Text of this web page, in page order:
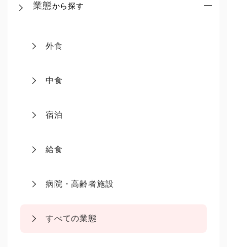
業態から探す
外食
中食
宿泊
給食
病院・高齢者施設
すべての業態